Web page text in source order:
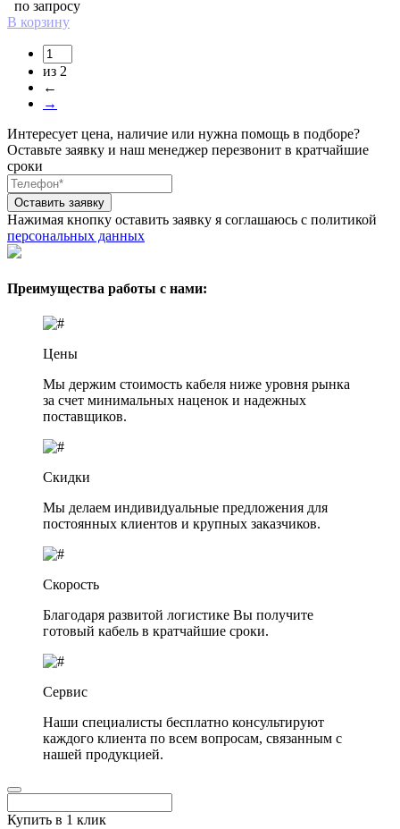
по запросу
В корзину
из 2
←
→
Интересует цена, наличие или нужна помощь в подборе?
Оставьте заявку и наш менеджер перезвонит в кратчайшие
сроки
Нажимая кнопку оставить заявку я соглашаюсь с политикой
персональных данных
Преимущества работы с нами:
Цены
Мы держим стоимость кабеля ниже уровня рынка
за счет минимальных наценок и надежных
поставщиков.
Скидки
Мы делаем индивидуальные предложения для
постоянных клиентов и крупных заказчиков.
Скорость
Благодаря развитой логистике Вы получите
готовый кабель в кратчайшие сроки.
Сервис
Наши специалисты бесплатно консультируют
каждого клиента по всем вопросам, связанным с
нашей продукцией.
Купить в 1 клик